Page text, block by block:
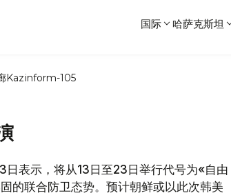
国际 哈萨克斯坦
Kazinform-105
表示，将从13日至23日举行代号为«自由
的联合防卫态势。预计朝鲜或以此次韩美